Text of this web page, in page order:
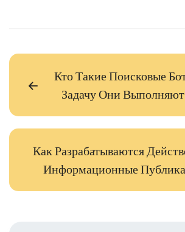
Кто Такие Поисковые
Задачу Они
Как Разрабатываются
Информационные